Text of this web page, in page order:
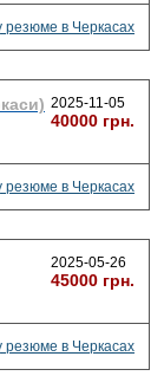
резюме в Черкасах
2025-11-05
40000 грн.
резюме в Черкасах
2025-05-26
45000 грн.
резюме в Черкасах